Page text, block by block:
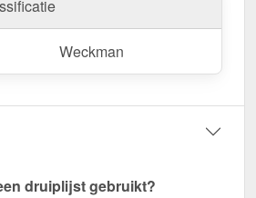
uw project & snel geleverd!
op maat gemaakt - bestel
van herroepingsrecht uitgezonderd
Weckman
druiplijst gebruikt?